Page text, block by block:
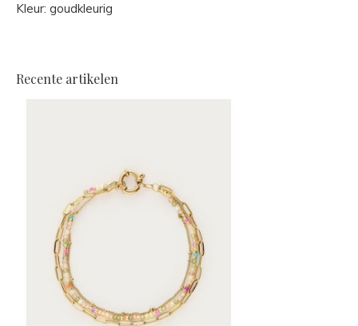
Kleur: goudkleurig
Recente artikelen